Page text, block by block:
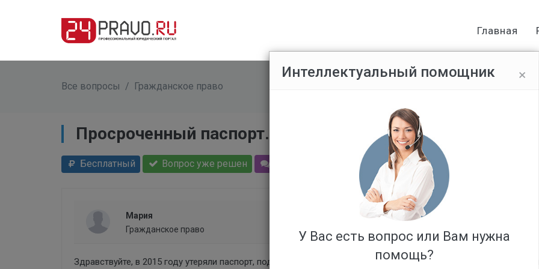
Главная
Все вопросы / Гражданское право
Просроченный паспорт.
Бесплатный Вопрос уже решен
Мария
Гражданское право
Здравствуйте, в 2015 году утеряли паспорт, подали документы на утерю, но потом паспорт нашёлся и
×
Интеллектуальный помощник
У Вас есть вопрос или Вам нужна
помощь?